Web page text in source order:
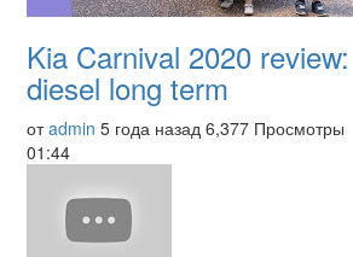
Kia Carnival 2020
diesel long term
отadmin 5 года назад 6,377 Просмотры
01:44